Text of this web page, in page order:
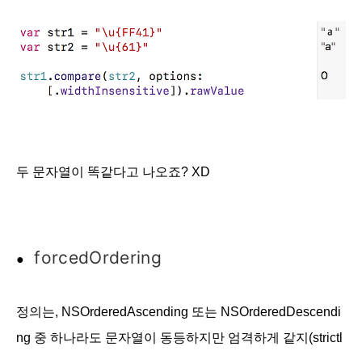
두 문자열이 똑같다고 나오죠? XD
● forcedOrdering
정의는, NSOrderedAscending 또는 NSOrderedDescendi
ng 중 하나라도 문자열이 동등하지만 엄격하게 같지(strictl